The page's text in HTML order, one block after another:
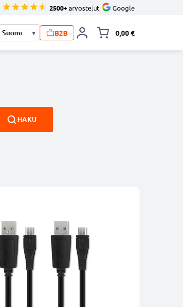
2500+arvostelut Google
▾ B2B 0,00 €
HAKU